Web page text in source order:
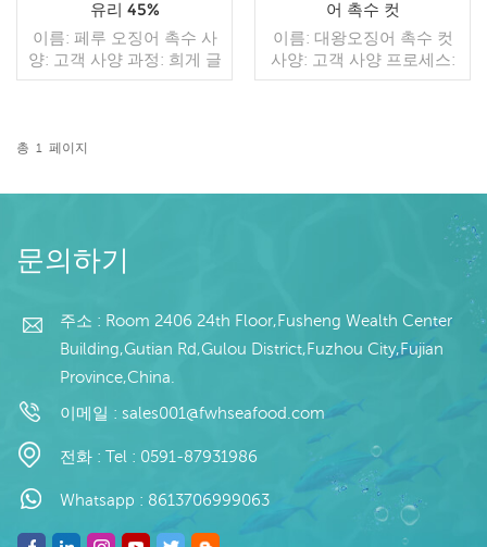
유리 45%
이름: 페루 오징어 촉수 사
양: 고객 사양 과정: 희게 글
레이징: IQF 40%(맞춤형)
매/수출 최소. 주문: 20피트
너 지불: 보자마자 TT / С확
원산지: 중국 브랜드: 푸 왕
행
어 촉수 컷
이름: 대왕오징어 촉수 컷
사양: 고객 사양 프로세스:
컷, 희게 글레이징: IQF
피트 컨테이너 지불: 보자마
자 TT / С확인된 취소 불가
능한 LC 배송: 입금 확인 후
총 1 페이지
문의하기
주소 : Room 2406 24th Floor,Fusheng Wealth Center
Building,Gutian Rd,Gulou District,Fuzhou City,Fujian
Province,China.
이메일 : sales001@fwhseafood.com
전화 : Tel : 0591-87931986
Whatsapp : 8613706999063